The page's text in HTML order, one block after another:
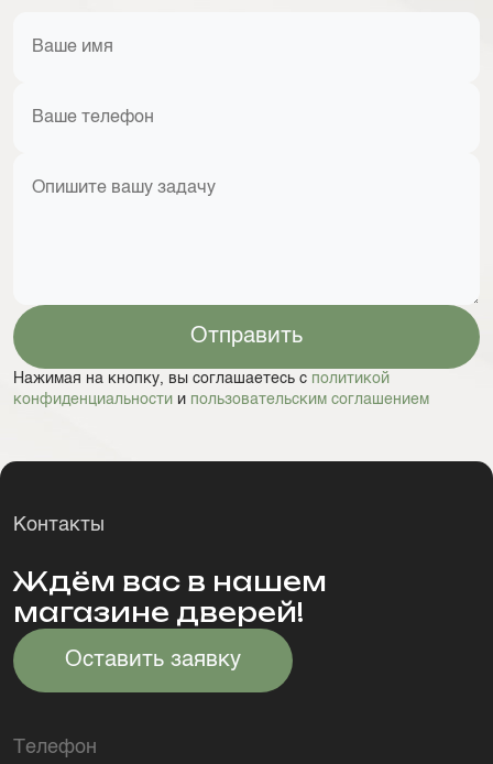
Отправить
Нажимая на кнопку, вы соглашаетесь с политикой
конфиденциальности и пользовательским соглашением
Контакты
Ждём вас в нашем
магазине дверей!
Оставить заявку
Телефон